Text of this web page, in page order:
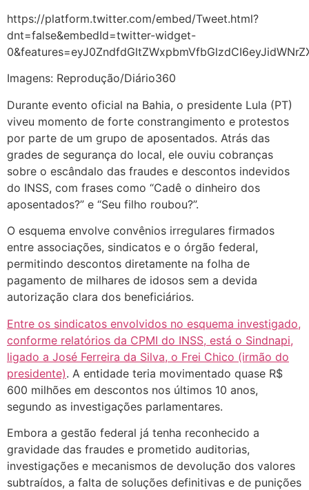
https://platform.twitter.com/embed/Tweet.html?
dnt=false&embedId=twitter-widget-
Imagens: Reprodução/Diário360
Durante evento oficial na Bahia, o presidente Lula (PT)
viveu momento de forte constrangimento e protestos
por parte de um grupo de aposentados. Atrás das
grades de segurança do local, ele ouviu cobranças
sobre o escândalo das fraudes e descontos indevidos
do INSS, com frases como “Cadê o dinheiro dos
aposentados?” e “Seu filho roubou?”.
O esquema envolve convênios irregulares firmados
entre associações, sindicatos e o órgão federal,
permitindo descontos diretamente na folha de
pagamento de milhares de idosos sem a devida
autorização clara dos beneficiários.
Entre os sindicatos envolvidos no esquema investigado,
conforme relatórios da CPMI do INSS, está o Sindnapi,
ligado a José Ferreira da Silva, o Frei Chico (irmão do
presidente). A entidade teria movimentado quase R$
600 milhões em descontos nos últimos 10 anos,
segundo as investigações parlamentares.
Embora a gestão federal já tenha reconhecido a
gravidade das fraudes e prometido auditorias,
investigações e mecanismos de devolução dos valores
subtraídos, a falta de soluções definitivas e de punições